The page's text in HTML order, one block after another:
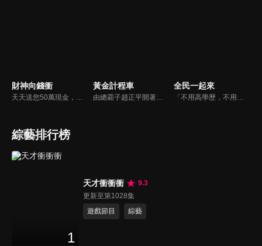
財神向錢衝
天天送您50萬現金，還有汽車大獎！不考智力、體力，挑戰家人、同事、同學、朋友互相了解的成渡和共同生活經驗。快來參加《財神向前衝》大獎通通送給您。
黃金計程車
由總霸子趙正平開著計程車在街頭隨機找尋搭車路人，進行機智問答，如果十題答對就可以拿走金元寶！如果沒有答對，就把當前獎金減一個0然後發放！另外節目中總霸子趙正平還會帶我們遍尋美食名景。
全民一起來
「不用高學歷，不用會答題，全民一起來，獎金拿不完！」《全民一起來》是一檔結合手機遊戲的大型現場直播益智節目，「記憶、觀察、反應、平衡、敏捷...」，多道關卡考驗挑戰者的多元智能及體能，見證藝人明星各項不可思議的挑戰。
綜藝排行榜
1
天才衝衝衝
9.3
更新至第1028集
遊戲節目
綜藝